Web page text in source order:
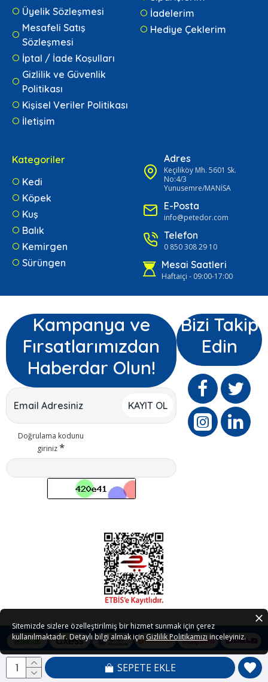
SEPETE EKLE
Üyelik Sözleşmesi
Mesafeli Satış
Sözleşmesi
İptal / İade Koşulları
Gizlilik ve Güvenlik
Politikası
Kişisel Veriler Politikası
İletişim
İadelerim
Hediye Çeklerim
Kategoriler
Kedi
Köpek
Kuş
Balık
Kemirgen
Sürüngen
Adres
Keçiliköy Mh. 5601 Sk.
No:4/3
Yunusemre/MANİSA
E-Posta
info@petedor.com
Telefon
0 850 308 29 10
Mesai Saatleri
Haftaiçi - 09:00-17:00
Kampanya ve
Fırsatlarımızdan
Haberdar Olun!
KAYIT OL
Doğrulama kodunu
giriniz
Bizi Takip
Edin
Copyright © 2021 - 2026 Petedor.com Tüm Hakları Saklıdır
Sitemizde sizlere özelleştirilmiş bir hizmet sunmak için çerez
kullanılmaktadır. Detaylı bilgi almak için Gizlilik Politikamızı inceleyiniz.